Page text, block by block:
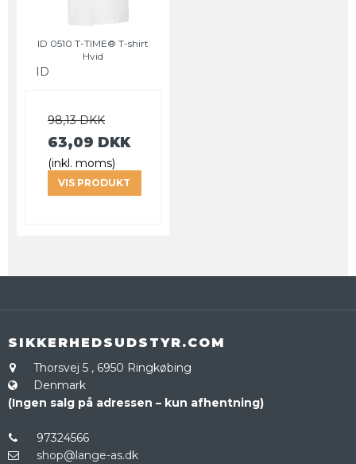
ID 0510 T-TIME® T-shirt
Hvid
ID
98,13 DKK
63,09 DKK
(inkl. moms)
VIS PRODUKT
SIKKERHEDSUDSTYR.COM
Thorsvej 5 , 6950 Ringkøbing
Denmark
(Ingen salg på adressen – kun afhentning)
97324566
shop@lange-as.dk